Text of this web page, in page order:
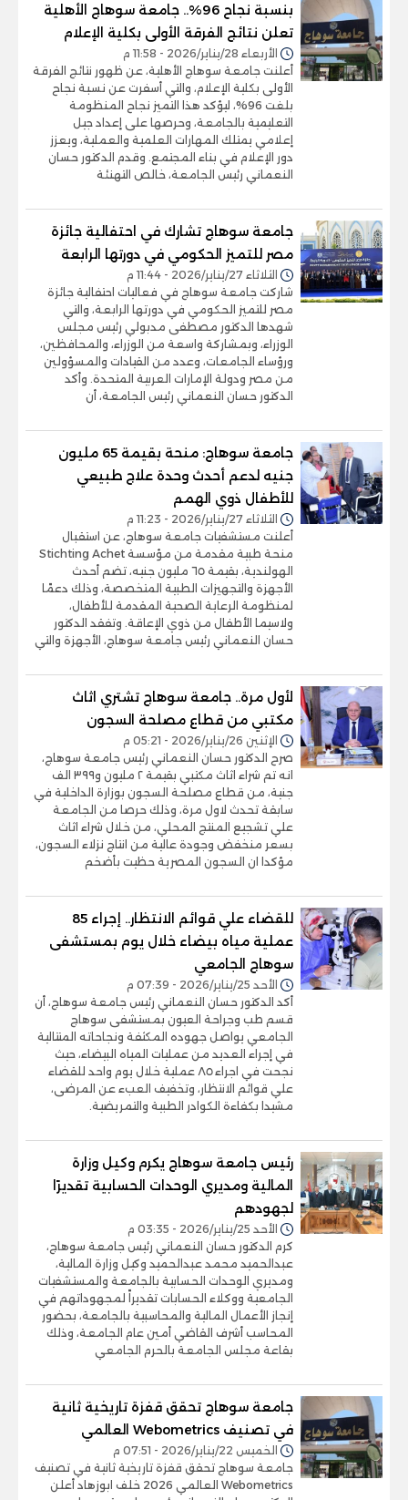
بنسبة نجاح 96%.. جامعة سوهاج الأهلية
تعلن نتائج الفرقة الأولى بكلية الإعلام
الأربعاء 28/يناير/2026 - 11:58 م
أعلنت جامعة سوهاج الأهلية، عن ظهور نتائج الفرقة
الأولى بكلية الإعلام، والتي أسفرت عن نسبة نجاح
بلغت 96%، ليؤكد هذا التميز نجاح المنظومة
التعليمية بالجامعة، وحرصها على إعداد جيل
إعلامي يمتلك المهارات العلمية والعملية، ويعزز
دور الإعلام في بناء المجتمع. وقدم الدكتور حسان
النعماني رئيس الجامعة، خالص التهنئة
جامعة سوهاج تشارك في احتفالية جائزة
مصر للتميز الحكومي في دورتها الرابعة
الثلاثاء 27/يناير/2026 - 11:44 م
شاركت جامعة سوهاج في فعاليات احتفالية جائزة
مصر للتميز الحكومي في دورتها الرابعة، والتي
شهدها الدكتور مصطفى مدبولي رئيس مجلس
الوزراء، وبمشاركة واسعة من الوزراء، والمحافظين،
ورؤساء الجامعات، وعدد من القيادات والمسؤولين
من مصر ودولة الإمارات العربية المتحدة. وأكد
الدكتور حسان النعماني رئيس الجامعة، أن
جامعة سوهاج: منحة بقيمة 65 مليون
جنيه لدعم أحدث وحدة علاج طبيعي
للأطفال ذوي الهمم
الثلاثاء 27/يناير/2026 - 11:23 م
أعلنت مستشفيات جامعة سوهاج، عن استقبال
منحة طبية مقدمة من مؤسسة Stichting Achet
الهولندية، بقيمة ٦٥ مليون جنيه، تضم أحدث
الأجهزة والتجهيزات الطبية المتخصصة، وذلك دعمًا
لمنظومة الرعاية الصحية المقدمة للأطفال،
ولاسيما الأطفال من ذوي الإعاقة. وتفقد الدكتور
حسان النعماني رئيس جامعة سوهاج، الأجهزة والتي
لأول مرة.. جامعة سوهاج تشتري اثاث
مكتبي من قطاع مصلحة السجون
الإثنين 26/يناير/2026 - 05:21 م
صرح الدكتور حسان النعماني رئيس جامعة سوهاج،
انه تم شراء اثاث مكتبي بقيمة ٢ مليون و٣٩٩ الف
جنية، من قطاع مصلحة السجون بوزارة الداخلية في
سابقة تحدث لاول مرة، وذلك حرصا من الجامعة
علي تشجيع المنتج المحلي، من خلال شراء اثاث
بسعر منخفض وجودة عالية من انتاج نزلاء السجون،
مؤكدا ان السجون المصرية حظيت بأضخم
للقضاء علي قوائم الانتظار.. إجراء 85
عملية مياه بيضاء خلال يوم بمستشفى
سوهاج الجامعي
الأحد 25/يناير/2026 - 07:39 م
أكد الدكتور حسان النعماني رئيس جامعة سوهاج، أن
قسم طب وجراحة العيون بمستشفى سوهاج
الجامعي يواصل جهوده المكثفة ونجاحاته المتتالية
في إجراء العديد من عمليات المياه البيضاء، حيث
نجحت في اجراء ٨٥ عملية خلال يوم واحد للقضاء
علي قوائم الانتظار، وتخفيف العبء عن المرضى،
مشيدا بكفاءة الكوادر الطبية والتمريضية.
رئيس جامعة سوهاج يكرم وكيل وزارة
المالية ومديري الوحدات الحسابية تقديرًا
لجهودهم
الأحد 25/يناير/2026 - 03:35 م
كرم الدكتور حسان النعماني رئيس جامعة سوهاج،
عبدالحميد محمد عبدالحميد وكيل وزارة المالية،
ومديري الوحدات الحسابية بالجامعة والمستشفيات
الجامعية ووكلاء الحسابات تقديراً لمجهوداتهم في
إنجاز الأعمال المالية والمحاسبية بالجامعة، بحضور
المحاسب أشرف القاضي أمين عام الجامعة، وذلك
بقاعة مجلس الجامعة بالحرم الجامعي
جامعة سوهاج تحقق قفزة تاريخية ثانية
في تصنيف Webometrics العالمي
الخميس 22/يناير/2026 - 07:51 م
جامعة سوهاج تحقق قفزة تاريخية ثانية في تصنيف
Webometrics العالمي 2026 خلف ابوزهاد أعلن